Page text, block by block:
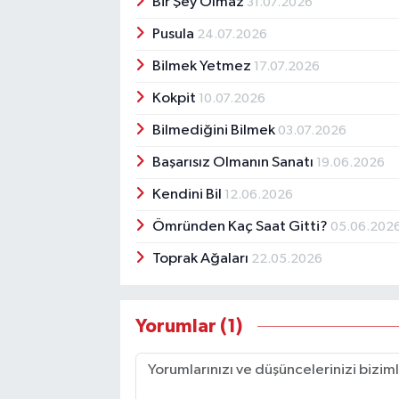
Pusula 24.07.2026
Bilmek Yetmez 17.07.2026
Kokpit 10.07.2026
Bilmediğini Bilmek 03.07.2026
Başarısız Olmanın Sanatı 19.06.2026
Kendini Bil 12.06.2026
Ömründen Kaç Saat Gitti?
Toprak Ağaları 22.05.2026
Yorumlar (1)